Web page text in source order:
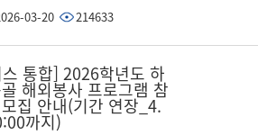
03-20 214633
통합] 2026학년도 하
해외봉사 프로그램 참
집 안내(기간 연장_4.
까지)